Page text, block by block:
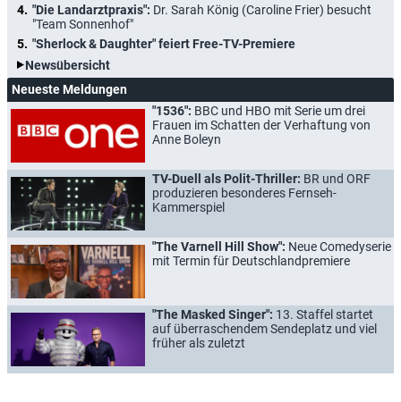
"Die Landarztpraxis": Dr. Sarah König (Caroline Frier) besucht
"Team Sonnenhof"
"Sherlock & Daughter" feiert Free-TV-Premiere
Newsübersicht
Neueste Meldungen
"1536": BBC und HBO mit Serie um drei
Frauen im Schatten der Verhaftung von
Anne Boleyn
TV-Duell als Polit-Thriller: BR und ORF
produzieren besonderes Fernseh-
Kammerspiel
"The Varnell Hill Show": Neue Comedyserie
mit Termin für Deutschlandpremiere
"The Masked Singer": 13. Staffel startet
auf überraschendem Sendeplatz und viel
früher als zuletzt